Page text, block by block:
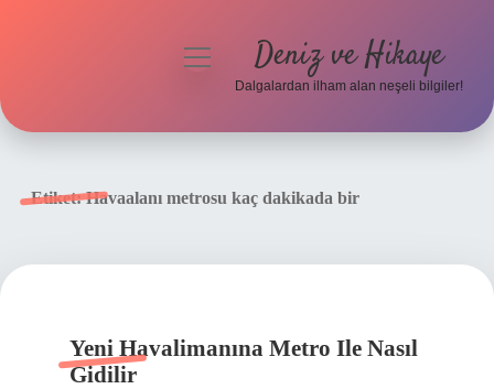
menüyü
Deniz ve Hikaye
Dalgalardan ilham alan neşeli bilgiler!
Etiket:Havaalanı metrosu kaç dakikada bir
Yeni Havalimanına Metro Ile Nasıl
Gidilir